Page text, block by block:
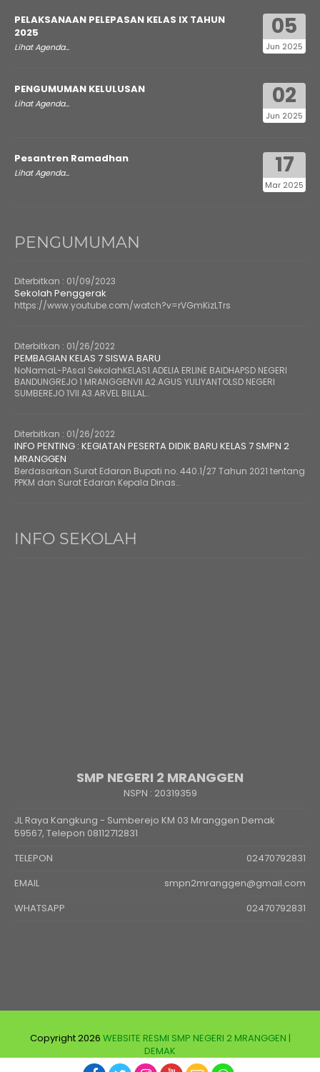
05
Jun 2025
PELAKSANAAN PELEPASAN KELAS IX TAHUN
2025
Lihat Agenda...
02
Jun 2025
PENGUMUMAN KELULUSAN
Lihat Agenda...
17
Mar 2025
Pesantren Ramadhan
Lihat Agenda...
PENGUMUMAN
Diterbitkan : 01/09/2023
Sekolah Penggerak
https://www.youtube.com/watch?v=rVGmKizLTrs
Diterbitkan : 01/26/2022
PEMBAGIAN KELAS 7 SISWA BARU
NoNamaL-PAsal SekolahKELAS1.ADELIA ERLINE BAIDHAPSD NEGERI
BANDUNGREJO 1 MRANGGENVII A2.AGUS YULIYANTOLSD NEGERI
SUMBEREJO 1VII A3.ARVEL BILLAL..
Diterbitkan : 01/26/2022
INFO PENTING : KEGIATAN PESERTA DIDIK BARU KELAS 7 SMPN 2
MRANGGEN
Berdasarkan Surat Edaran Bupati no. 440.1/27 Tahun 2021 tentang
PPKM dan Surat Edaran Kepala Dinas..
INFO SEKOLAH
SMP NEGERI 2 MRANGGEN
NSPN : 20319359
JL Raya Kangkung - Sumberejo KM 03 Mranggen Demak
59567, Telepon 08112712831
TELEPON
02470792831
EMAIL
smpn2mranggen@gmail.com
WHATSAPP
02470792831
Copyright 2026 WEBSITE RESMI SMP NEGERI 2 MRANGGEN |
DEMAK
Developed and supported by
jasawebsekolah.id